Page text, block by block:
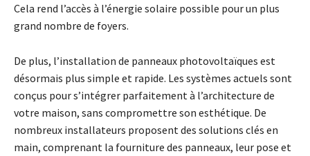
Cela rend l’accès à l’énergie solaire possible pour un plus
grand nombre de foyers.
De plus, l’installation de panneaux photovoltaïques est
désormais plus simple et rapide. Les systèmes actuels sont
conçus pour s’intégrer parfaitement à l’architecture de
votre maison, sans compromettre son esthétique. De
nombreux installateurs proposent des solutions clés en
main, comprenant la fourniture des panneaux, leur pose et